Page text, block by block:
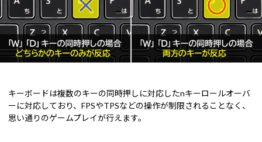
キーボードは複数のキーの同時押しに対応したnキーロールオーバ
ーに対応しており、FPSやTPSなどの操作が制限されることなく、
思い通りのゲームプレイが行えます。